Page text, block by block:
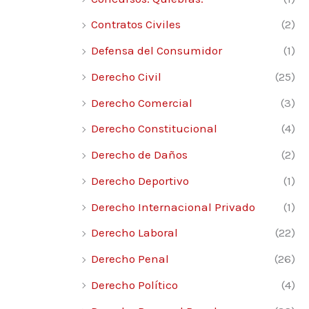
Contratos Civiles
(2)
Defensa del Consumidor
(1)
Derecho Civil
(25)
Derecho Comercial
(3)
Derecho Constitucional
(4)
Derecho de Daños
(2)
Derecho Deportivo
(1)
Derecho Internacional Privado
(1)
Derecho Laboral
(22)
Derecho Penal
(26)
Derecho Político
(4)